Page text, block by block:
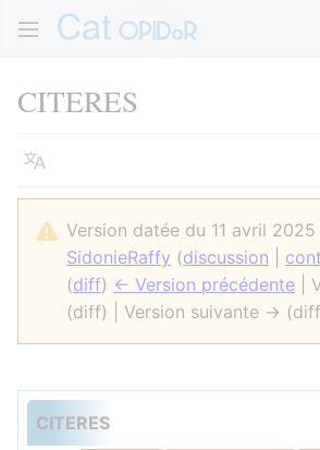
CITERES
Langue
Version datée du 11 avril
SidonieRaffy (discussion
(diff) ← Version précédente |
(diff) | Version suivante →
CITERES